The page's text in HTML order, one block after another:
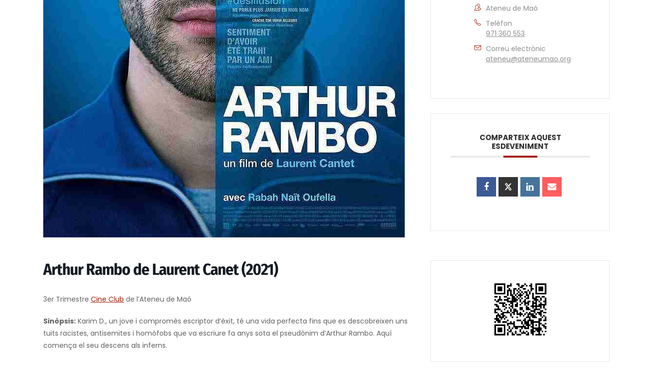
Arthur Rambo de Laurent Canet (2021)
3er Trimestre Cine Club de l’Ateneu de Maó
Sinòpsis: Karim D., un jove i compromès escriptor d’èxit, té una vida perfecta fins que es descobreixen uns
tuits racistes, antisemites i homòfobs que va escriure fa anys sota el pseudònim d’Arthur Rambo. Aquí
comença el seu descens als inferns.
Ateneu de Maó
Telèfon
971 360 553
Correu electrònic
ateneu@ateneumao.org
COMPARTEIX AQUEST
ESDEVENIMENT